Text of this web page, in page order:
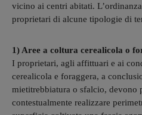
vicino ai centri abitati.
proprietari di alcune tipologie di
1) Aree a coltura cerealicola o
I proprietari, agli affittuari e ai
cerealicola e foraggera, a
mietitrebbiatura o sfalcio, devono
contestualmente realizzare